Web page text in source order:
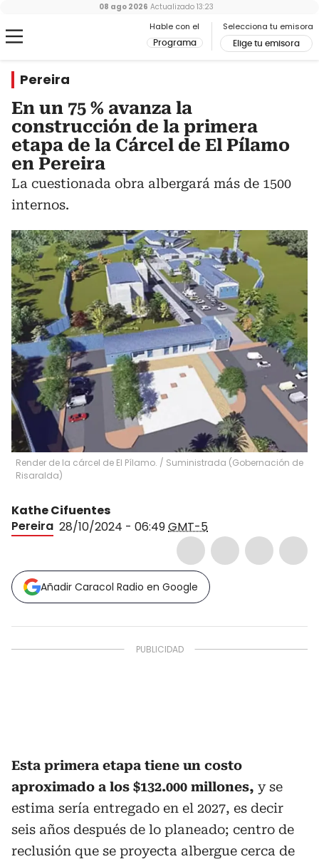
Hable con el
Programa
Selecciona tu emisora
Elige tu emisora
08 ago 2026 Actualizado 13:23
Pereira
En un 75 % avanza la
construcción de la primera
etapa de la Cárcel de El Pílamo
en Pereira
La cuestionada obra albergará más de 1500
internos.
Render de la cárcel de El Pílamo. / Suministrada (Gobernación de
Risaralda)
Kathe Cifuentes
Pereira 28/10/2024 - 06:49GMT-5
Añadir Caracol Radio en Google
Esta primera etapa tiene un costo
aproximado a los $132.000 millones, y se
estima sería entregado en el 2027, es decir
seis años después de lo planeado; centro de
reclusión que se proyecta albergue cerca de